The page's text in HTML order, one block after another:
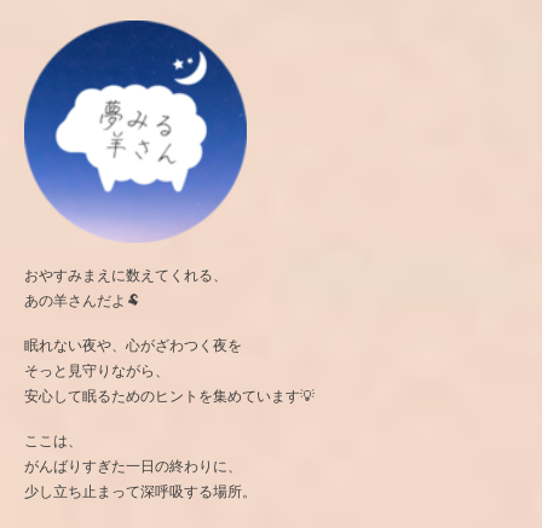
ログ
Pro
おやすみまえに数えてくれる、
あの羊さんだよ🐏
眠れない夜や、心がざわつく夜を
そっと見守りながら、
安心して眠るためのヒントを集めています💡
ここは、
がんばりすぎた一日の終わりに、
少し立ち止まって深呼吸する場所。